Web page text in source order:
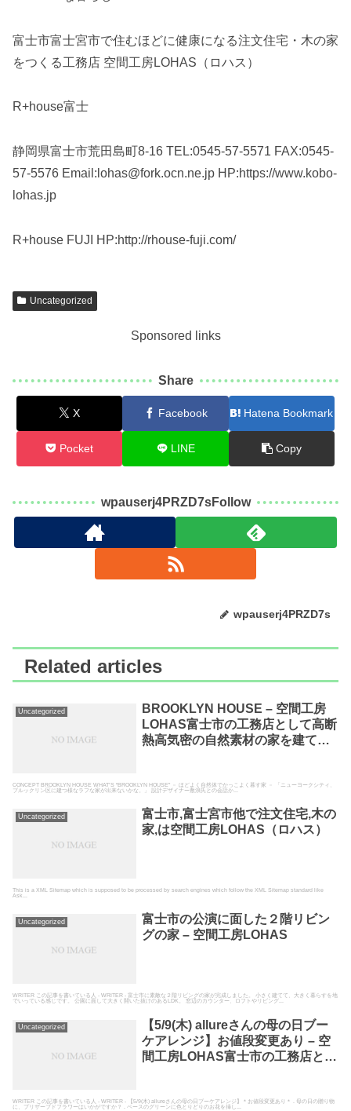
富士市富士宮市で住むほどに健康になる注文住宅・木の家
をつくる工務店 空間工房LOHAS（ロハス）
R+house富士
静岡県富士市荒田島町8-16 TEL:0545-57-5571 FAX:0545-
57-5576 Email:lohas@fork.ocn.ne.jp HP:https://www.kobo-
lohas.jp
R+house FUJI HP:http://rhouse-fuji.com/
Uncategorized
Sponsored links
Share
X Facebook Hatena Bookmark
Pocket LINE Copy
wpauserj4PRZD7sFollow
wpauserj4PRZD7s
Related articles
Uncategorized
BROOKLYN HOUSE – 空間工房
LOHAS富士市の工務店として高断
熱高気密の自然素材の家を建てて
CONCEPT BROOKLYN HOUSE WHAT’S “BROOKLYN HOUSE” － ほどよく自然体でかっこよく暮す家 － 「ニューヨークシティ、
ブルックリン区に建つ様なラフな家が出来ないかな。」 設計デザイナー敷浪氏との会話か...
Uncategorized
富士市,富士宮市他で注文住宅,木の
家,は空間工房LOHAS（ロハス）
This is a XML Sitemap which is supposed to be processed by search engines which follow the XML Sitemap standard like
Ask...
Uncategorized
富士市の公演に面した２階リビン
グの家 – 空間工房LOHAS
WRITER この記事を書いている人 - WRITER - 富士市に素敵な２階リビングの家が完成しました。 小さく建てて、大きく暮らすを地
でいっている感じです。 公園に面して大きく開いた抜けのあるLDK。 窓辺のカウンター、ロフトやリビング...
Uncategorized
【5/9(木) allureさんの母の日ブー
ケアレンジ】お値段変更あり – 空
間工房LOHAS富士市の工務店とし
WRITER この記事を書いている人 - WRITER - 【5/9(木) allureさんの母の日ブーケアレンジ】＊お値段変更あり＊ . 母の日の贈り物
に、プリザーブドフラワーはいかがですか？ . ベースのグリーンに色とりどりのお花を挿し...